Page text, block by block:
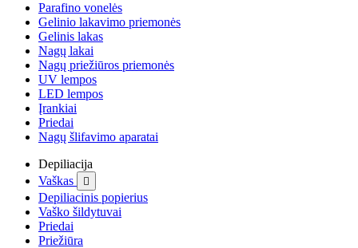
Parafino vonelės
Gelinio lakavimo priemonės
Gelinis lakas
Nagų lakai
Nagų priežiūros priemonės
UV lempos
LED lempos
Įrankiai
Priedai
Nagų šlifavimo aparatai
Depiliacija
Vaškas

Depiliacinis popierius
Vaško šildytuvai
Priedai
Priežiūra